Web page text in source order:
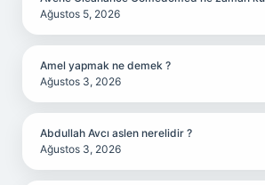
Ağustos 5, 2026
Amel yapmak ne demek ?
Ağustos 3, 2026
Abdullah Avcı aslen nerelidir ?
Ağustos 3, 2026